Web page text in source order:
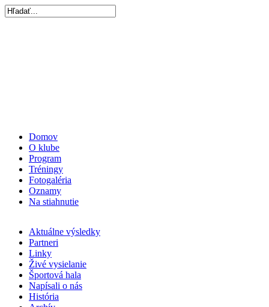
Domov
O klube
Program
Tréningy
Fotogaléria
Oznamy
Na stiahnutie
Aktuálne výsledky
Partneri
Linky
Živé vysielanie
Športová hala
Napísali o nás
História